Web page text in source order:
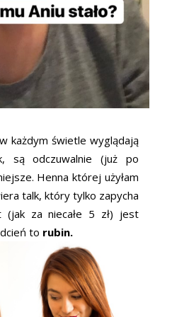
każdym świetle wyglądają
są odczuwalnie (już po
Henna której użyłam
talk, który tylko zapycha
(jak za niecałe 5 zł) jest
to rubin.